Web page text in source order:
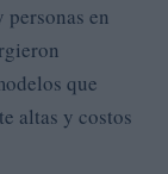
en
que
altas y costos